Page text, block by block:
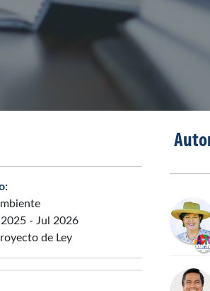
- Jul 2026
de Ley